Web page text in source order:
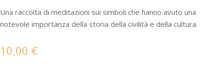
Una raccolta di meditazioni sui simboli che hanno avuto una
notevole importanza della storia della civilità e della cultura.
10,00 €